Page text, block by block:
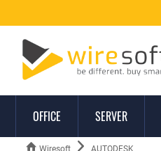
OFFICE SERVER
Wiresoft AUTODESK